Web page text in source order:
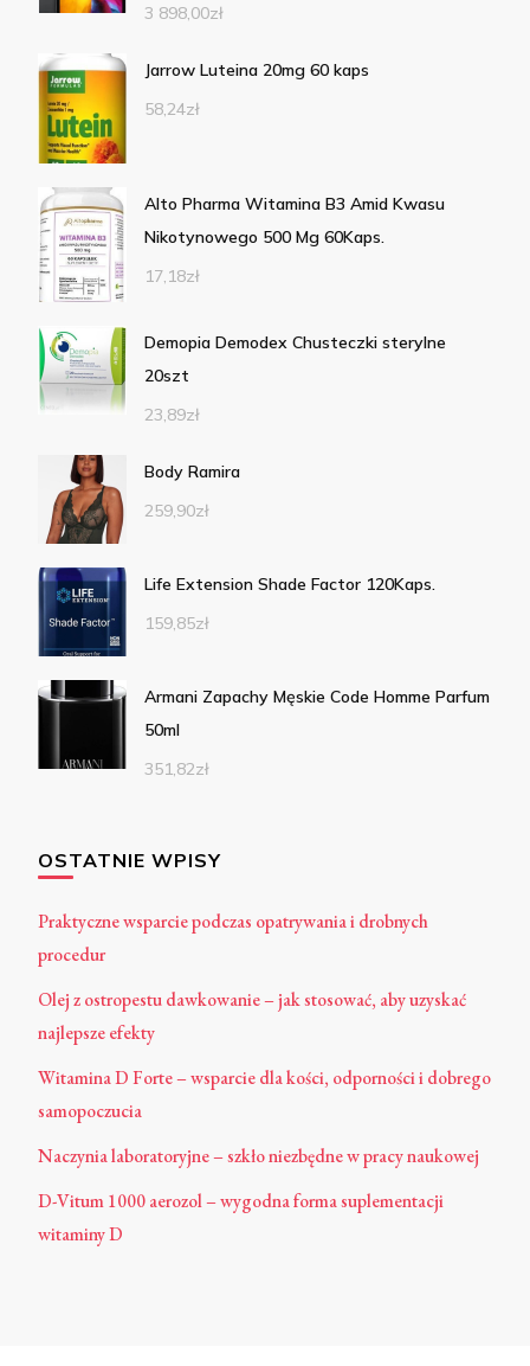
3 898,00zł
Jarrow Luteina 20mg 60 kaps
58,24zł
Alto Pharma Witamina B3 Amid Kwasu
Nikotynowego 500 Mg 60Kaps.
17,18zł
Demopia Demodex Chusteczki sterylne
20szt
23,89zł
Body Ramira
259,90zł
Life Extension Shade Factor 120Kaps.
159,85zł
Armani Zapachy Męskie Code Homme Parfum
50ml
351,82zł
OSTATNIE WPISY
Praktyczne wsparcie podczas opatrywania i drobnych
procedur
Olej z ostropestu dawkowanie – jak stosować, aby uzyskać
najlepsze efekty
Witamina D Forte – wsparcie dla kości, odporności i dobrego
samopoczucia
Naczynia laboratoryjne – szkło niezbędne w pracy naukowej
D-Vitum 1000 aerozol – wygodna forma suplementacji
witaminy D